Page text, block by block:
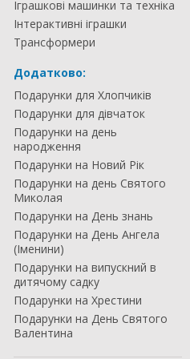
Іграшкові машинки та техніка
Інтерактивні іграшки
Трансформери
Додатково:
Подарунки для Хлопчиків
Подарунки для дівчаток
Подарунки на день
народження
Подарунки на Новий Рік
Подарунки на день Святого
Миколая
Подарунки на День знань
Подарунки на День Ангела
(Іменини)
Подарунки на випускний в
дитячому садку
Подарунки на Хрестини
Подарунки на День Святого
Валентина